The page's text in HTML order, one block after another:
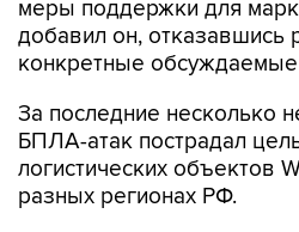
меры поддержки для
добавил он, отказавшись
конкретные
За последние несколько
БПЛА-атак пострадал
логистических объектов
разных регионах РФ.